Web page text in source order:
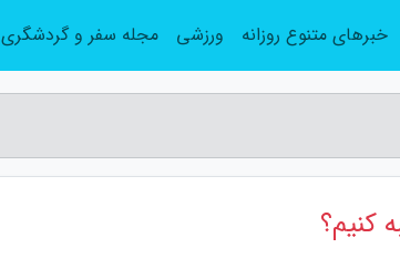
کنیم؟
خبرهای متنوع روزانه ورزشی مجله سفر و گردشگری